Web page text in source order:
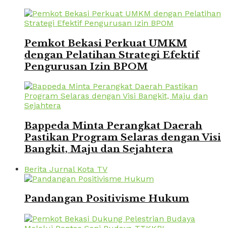
Pemkot Bekasi Perkuat UMKM
dengan Pelatihan Strategi Efektif
Pengurusan Izin BPOM
Bappeda Minta Perangkat Daerah
Pastikan Program Selaras dengan Visi
Bangkit, Maju dan Sejahtera
Berita Jurnal Kota TV
Pandangan Positivisme Hukum